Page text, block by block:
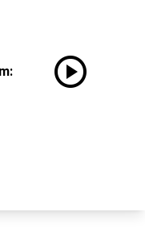
play_circle